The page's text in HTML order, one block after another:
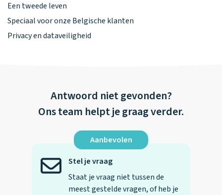
Een tweede leven
Speciaal voor onze Belgische klanten
Privacy en dataveiligheid
Antwoord niet gevonden?
Ons team helpt je graag verder.
Aanbevolen
Stel je vraag
Staat je vraag niet tussen de
meest gestelde vragen, of heb je